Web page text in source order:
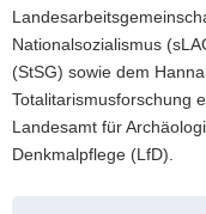
Nationalsozialismus
(StSG) sowie dem
Totalitarismusforschung
Landesamt für
Denkmalpflege (LfD).